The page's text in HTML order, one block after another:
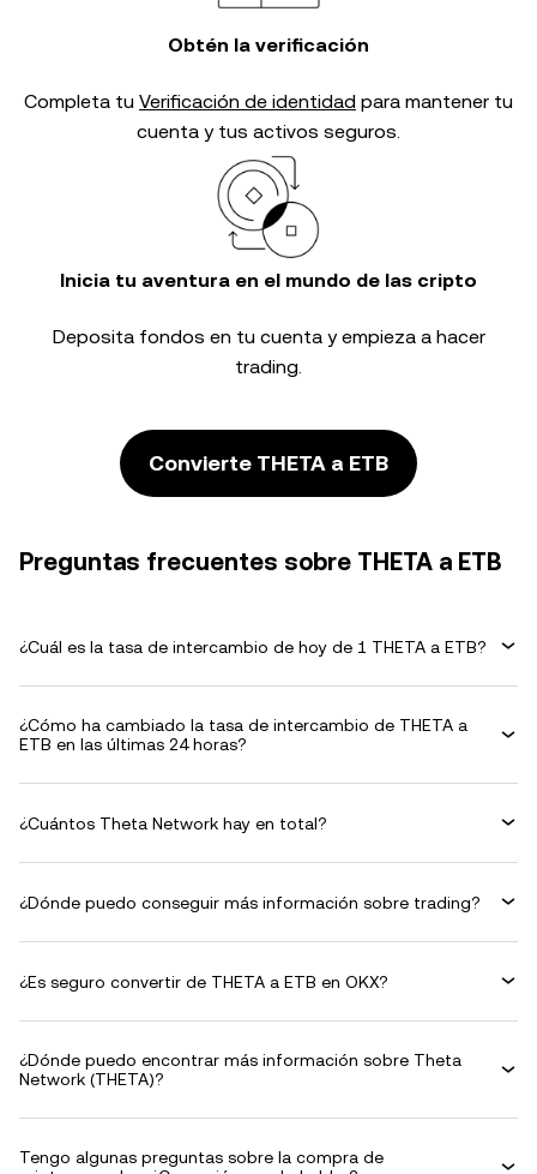
Obtén la verificación
Completa tu Verificación de identidad para mantener tu
cuenta y tus activos seguros.
Inicia tu aventura en el mundo de las cripto
Deposita fondos en tu cuenta y empieza a hacer
trading.
Convierte THETA a ETB
Preguntas frecuentes sobre THETA a ETB
¿Cuál es la tasa de intercambio de hoy de 1 THETA a ETB?
¿Cómo ha cambiado la tasa de intercambio de THETA a
ETB en las últimas 24 horas?
¿Cuántos Theta Network hay en total?
¿Dónde puedo conseguir más información sobre trading?
¿Es seguro convertir de THETA a ETB en OKX?
¿Dónde puedo encontrar más información sobre Theta
Network (THETA)?
Tengo algunas preguntas sobre la compra de